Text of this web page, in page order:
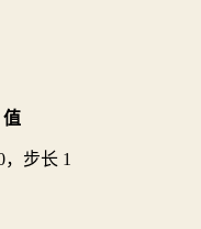
值
，步长 1